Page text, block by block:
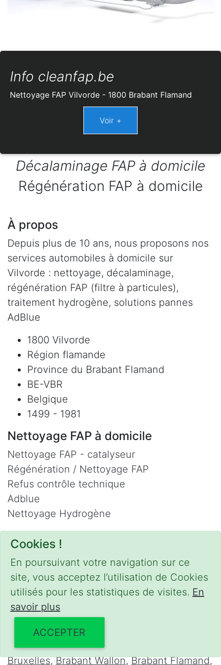
Cookies !
En poursuivant votre navigation sur ce
site, vous acceptez l’utilisation de Cookies
utilisés pour les statistiques de visites. En
savoir plus
ACCEPTER
Info cleanfap.be
Nettoyage FAP Vilvorde - 1800 Brabant Flamand
Décalaminage FAP à domicile
Régénération FAP à domicile
À propos
Depuis plus de 10 ans, nous proposons nos
services automobiles à domicile sur
Vilvorde : nettoyage, décalaminage,
régénération FAP (filtre à particules),
traitement hydrogène, solutions pannes
AdBlue
1800 Vilvorde
Région flamande
Province du Brabant Flamand
BE-VBR
Belgique
1499 - 1981
Nettoyage FAP à domicile
Nettoyage FAP - catalyseur
Régénération / Nettoyage FAP
Refus contrôle technique
Adblue
Nettoyage Hydrogène
Contact
Email :mobilii@tcontact.me
Décalaminage & Régénération FAP à
domicile
les régions suivantes :
Bruxelles,Brabant Wallon,Brabant Flamand,